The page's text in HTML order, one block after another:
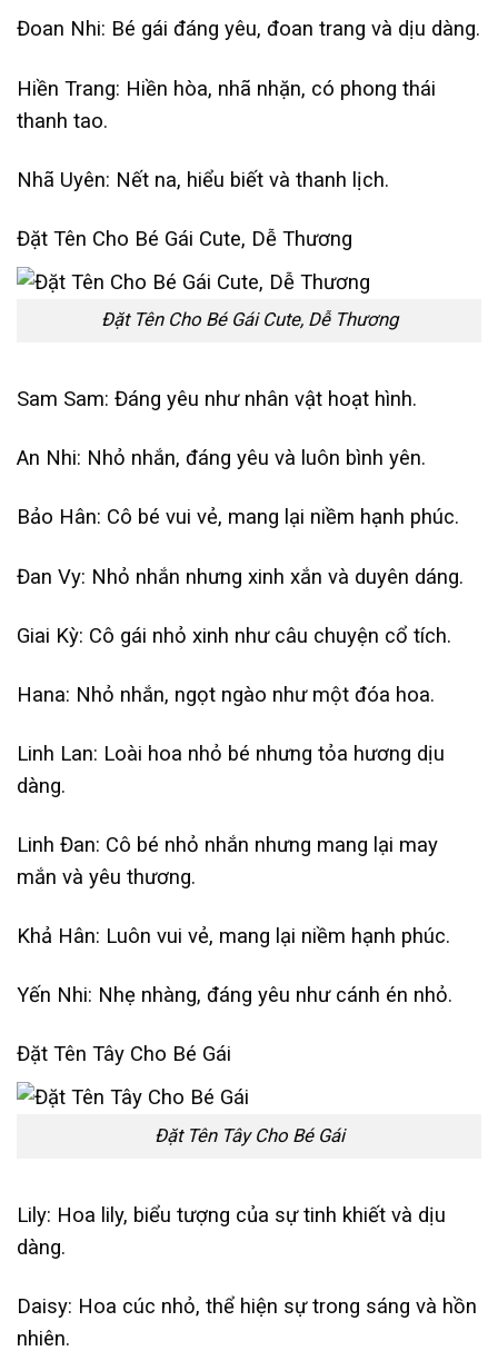
Đoan Nhi: Bé gái đáng yêu, đoan trang và dịu dàng.
Hiền Trang: Hiền hòa, nhã nhặn, có phong thái
thanh tao.
Nhã Uyên: Nết na, hiểu biết và thanh lịch.
Đặt Tên Cho Bé Gái Cute, Dễ Thương
Đặt Tên Cho Bé Gái Cute, Dễ Thương
Sam Sam: Đáng yêu như nhân vật hoạt hình.
An Nhi: Nhỏ nhắn, đáng yêu và luôn bình yên.
Bảo Hân: Cô bé vui vẻ, mang lại niềm hạnh phúc.
Đan Vy: Nhỏ nhắn nhưng xinh xắn và duyên dáng.
Giai Kỳ: Cô gái nhỏ xinh như câu chuyện cổ tích.
Hana: Nhỏ nhắn, ngọt ngào như một đóa hoa.
Linh Lan: Loài hoa nhỏ bé nhưng tỏa hương dịu
dàng.
Linh Đan: Cô bé nhỏ nhắn nhưng mang lại may
mắn và yêu thương.
Khả Hân: Luôn vui vẻ, mang lại niềm hạnh phúc.
Yến Nhi: Nhẹ nhàng, đáng yêu như cánh én nhỏ.
Đặt Tên Tây Cho Bé Gái
Đặt Tên Tây Cho Bé Gái
Lily: Hoa lily, biểu tượng của sự tinh khiết và dịu
dàng.
Daisy: Hoa cúc nhỏ, thể hiện sự trong sáng và hồn
nhiên.